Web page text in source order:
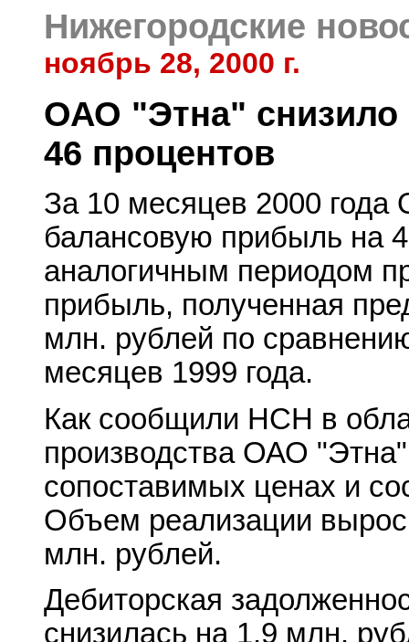
Нижегородские
ноябрь 28, 2000 г.
ОАО "Этна"
46 процентов
За 10 месяцев 2000
балансовую прибыль на
аналогичным периодом
прибыль, полученная
млн. рублей по
месяцев 1999 года.
Как сообщили НСН в
производства ОАО
сопоставимых ценах и
Объем реализации вырос
млн. рублей.
Дебиторская
снизилась на 1,9 млн.